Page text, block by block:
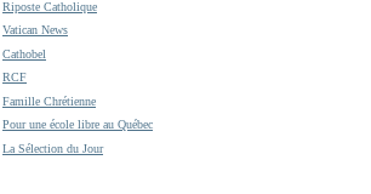
Riposte Catholique
Vatican News
Cathobel
RCF
Famille Chrétienne
Pour une école libre au Québec
La Sélection du Jour